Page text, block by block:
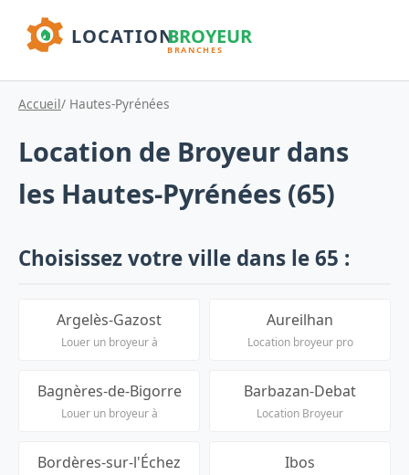
Accueil/ Hautes-Pyrénées
Location de Broyeur dans
les Hautes-Pyrénées (65)
Choisissez votre ville dans le 65 :
Argelès-Gazost
Louer un broyeur à
Aureilhan
Location broyeur pro
Bagnères-de-Bigorre
Louer un broyeur à
Barbazan-Debat
Location Broyeur
Bordères-sur-l'Échez Ibos